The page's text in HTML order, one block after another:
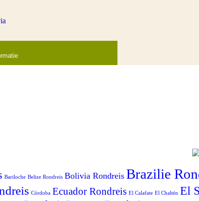
Bariloche Belize Rondreis Bolivia Rondreis Brazilie
Córdoba Ecuador Rondreis El Calafate El Chaltén El